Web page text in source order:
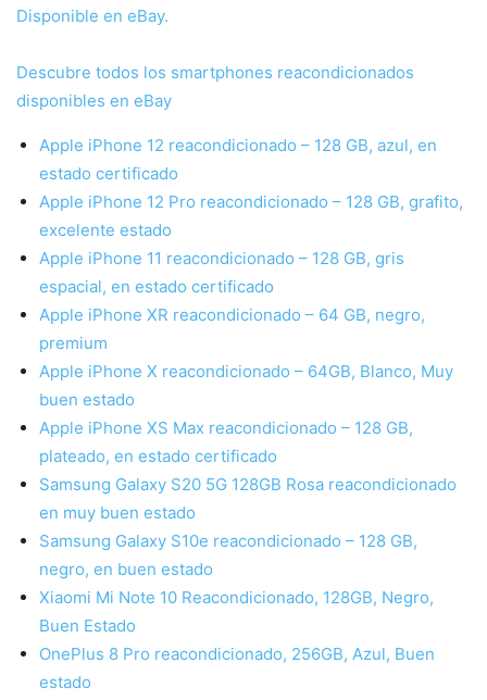
Disponible en eBay.
Descubre todos los smartphones reacondicionados
disponibles en eBay
Apple iPhone 12 reacondicionado – 128 GB, azul, en
estado certificado
Apple iPhone 12 Pro reacondicionado – 128 GB, grafito,
excelente estado
Apple iPhone 11 reacondicionado – 128 GB, gris
espacial, en estado certificado
Apple iPhone XR reacondicionado – 64 GB, negro,
premium
Apple iPhone X reacondicionado – 64GB, Blanco, Muy
buen estado
Apple iPhone XS Max reacondicionado – 128 GB,
plateado, en estado certificado
Samsung Galaxy S20 5G 128GB Rosa reacondicionado
en muy buen estado
Samsung Galaxy S10e reacondicionado – 128 GB,
negro, en buen estado
Xiaomi Mi Note 10 Reacondicionado, 128GB, Negro,
Buen Estado
OnePlus 8 Pro reacondicionado, 256GB, Azul, Buen
estado